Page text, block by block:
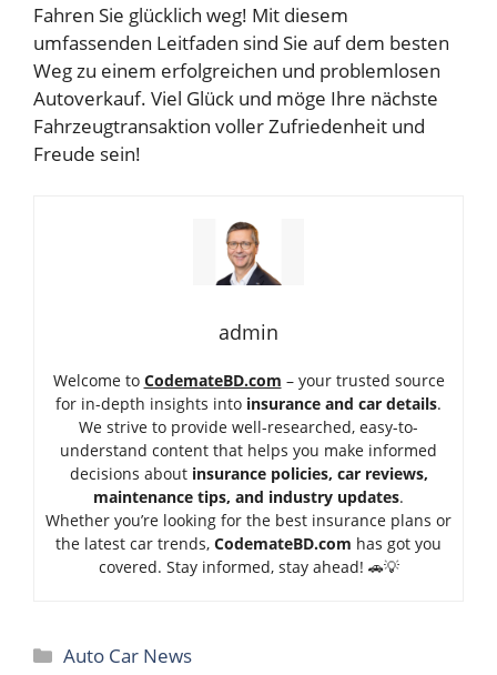
Fahren Sie glücklich weg! Mit diesem
umfassenden Leitfaden sind Sie auf dem besten
Weg zu einem erfolgreichen und problemlosen
Autoverkauf. Viel Glück und möge Ihre nächste
Fahrzeugtransaktion voller Zufriedenheit und
Freude sein!
admin
Welcome to CodemateBD.com – your trusted source
for in-depth insights into insurance and car details.
We strive to provide well-researched, easy-to-
understand content that helps you make informed
decisions about insurance policies, car reviews,
maintenance tips, and industry updates.
Whether you’re looking for the best insurance plans or
the latest car trends, CodemateBD.com has got you
covered. Stay informed, stay ahead! 🚗💡
Categories
Auto Car News